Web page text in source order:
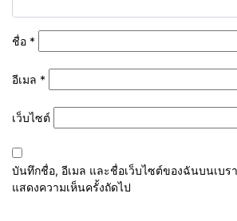
ชื่อ *
อีเมล *
เว็บไซต์
บันทึกชื่อ, อีเมล และชื่อเว็บไซต์ของฉันบนเบร
แสดงความเห็นครั้งถัดไป